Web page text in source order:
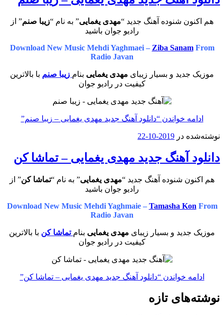
هم اکنون شنوده آهنگ جدید “مهدی یغمایی” به نام “زیبا صنم” از
رادیو جوان باشید
Download New Music Mehdi Yaghmaei – Ziba SanamFrom
Radio Javan
موزیک جدید و بسیار زیبای مهدی یغمایی بنام زیبا صنم با بالاترین
کیفیت در رادیو جوان
ادامه خواندن “دانلود آهنگ جدید مهدی یغمایی – زیبا صنم”
نوشته‌شده در 2019-10-22
دانلود آهنگ جدید مهدی یغمایی – تماشا کن
هم اکنون شنوده آهنگ جدید “مهدی یغمایی” به نام “تماشا کن” از
رادیو جوان باشید
Download New Music Mehdi Yaghmaie – Tamasha Kon From
Radio Javan
موزیک جدید و بسیار زیبای مهدی یغمایی بنام تماشا کن با بالاترین
کیفیت در رادیو جوان
ادامه خواندن “دانلود آهنگ جدید مهدی یغمایی – تماشا کن”
نوشته‌های تازه